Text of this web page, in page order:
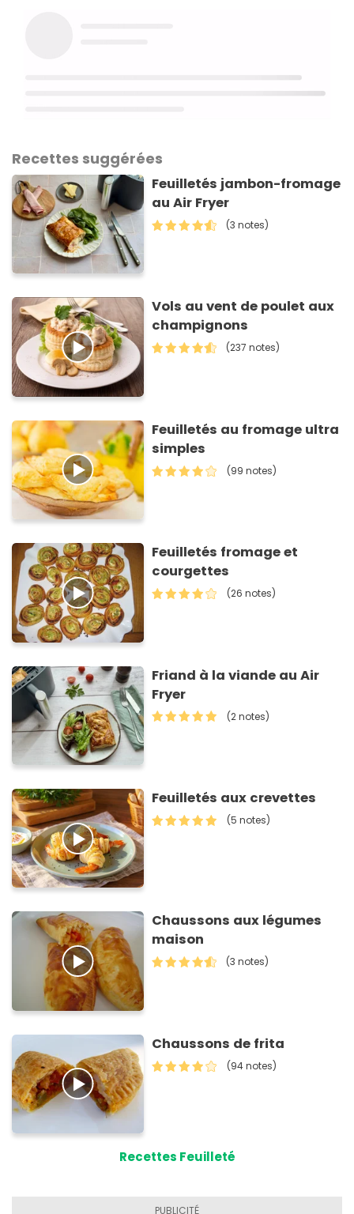
Recettes suggérées
Feuilletés jambon-fromage
au Air Fryer
(3 notes)
Vols au vent de poulet aux
champignons
(237 notes)
Feuilletés au fromage ultra
simples
(99 notes)
Feuilletés fromage et
courgettes
(26 notes)
Friand à la viande au Air
Fryer
(2 notes)
Feuilletés aux crevettes
(5 notes)
Chaussons aux légumes
maison
(3 notes)
Chaussons de frita
(94 notes)
Recettes Feuilleté